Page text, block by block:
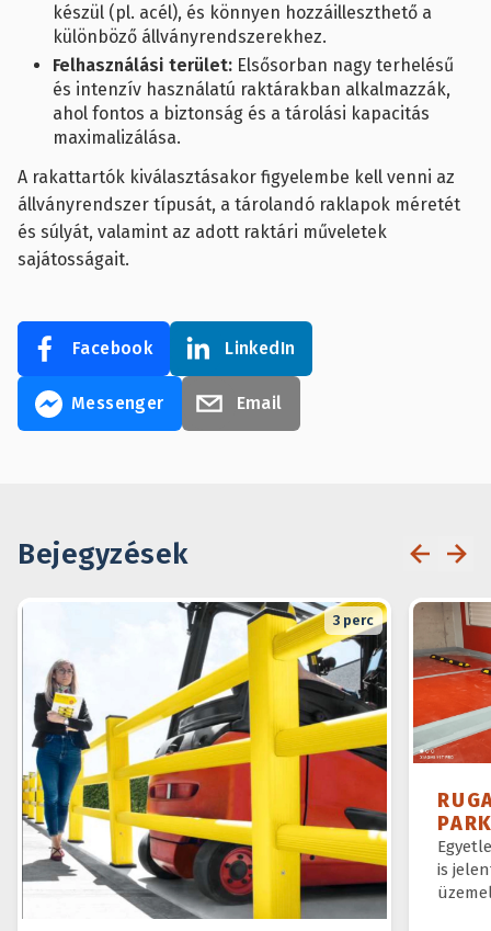
készül (pl. acél), és könnyen hozzáilleszthető a
különböző állványrendszerekhez.
Felhasználási terület: Elsősorban nagy terhelésű
és intenzív használatú raktárakban alkalmazzák,
ahol fontos a biztonság és a tárolási kapacitás
maximalizálása.
A rakattartók kiválasztásakor figyelembe kell venni az
állványrendszer típusát, a tárolandó raklapok méretét
és súlyát, valamint az adott raktári műveletek
sajátosságait.
Facebook LinkedIn
Messenger Email
Bejegyzések
3 perc
is